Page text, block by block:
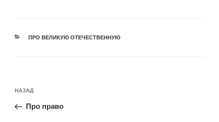
РУБРИКИ
ПРО ВЕЛИКУЮ ОТЕЧЕСТВЕННУЮ
по
записям
Предыдущая
запись:
НАЗАД
Про право